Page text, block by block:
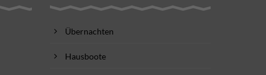
Übernachten
Hausboote